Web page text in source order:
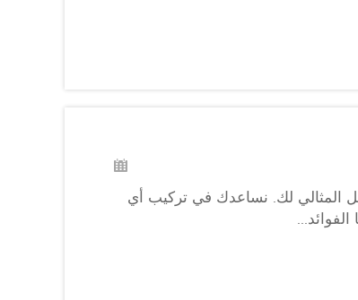
المثالي لك. نساعدك في تركيب أي